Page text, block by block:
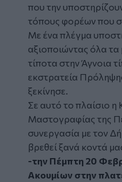
που την
τόπους φορέων που
Με ένα πλέγμα
αξιοποιώντας όλα
τίποτα στην Άγνοια
εκστρατεία Πρόληψης
ξεκίνησε.
Σε αυτό το πλαίσιο
Μαστογραφίας της
συνεργασία με τον
βρεθεί ξανά κοντά
-την Πέμπτη 20
Ακουμίων στην